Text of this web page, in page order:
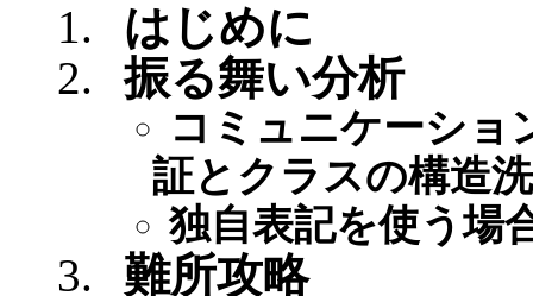
はじめに
振る舞い分析
コミュニケーショ
証とクラスの構造
独自表記を使う場
難所攻略